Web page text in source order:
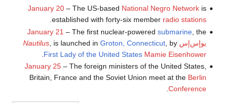
January 20– The US-based National Negro Networkis
established with forty-six member radio stations
January 21 – The first nuclear-powered submarine, the
يوإس‌إس
Nautilus, is launched in Groton, Connecticut, by
First Lady of the United States Mamie Eisenhower
January 25– The foreign ministers of the United States,
Britain, France and the Soviet Union meet at the Berlin
Conference